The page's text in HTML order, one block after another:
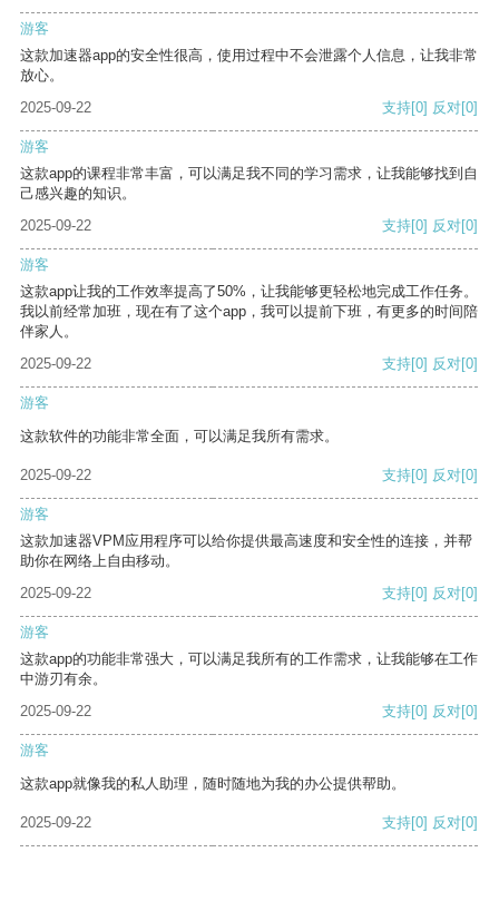
游客
这款加速器app的安全性很高，使用过程中不会泄露个人信息，让我非常
放心。
2025-09-22
支持[0] 反对[0]
游客
这款app的课程非常丰富，可以满足我不同的学习需求，让我能够找到自
己感兴趣的知识。
2025-09-22
支持[0] 反对[0]
游客
这款app让我的工作效率提高了50%，让我能够更轻松地完成工作任务。
我以前经常加班，现在有了这个app，我可以提前下班，有更多的时间陪
伴家人。
2025-09-22
支持[0] 反对[0]
游客
这款软件的功能非常全面，可以满足我所有需求。
2025-09-22 支持[0] 反对[0]
游客
这款加速器VPM应用程序可以给你提供最高速度和安全性的连接，并帮
助你在网络上自由移动。
2025-09-22
支持[0] 反对[0]
游客
这款app的功能非常强大，可以满足我所有的工作需求，让我能够在工作
中游刃有余。
2025-09-22
支持[0] 反对[0]
游客
这款app就像我的私人助理，随时随地为我的办公提供帮助。
2025-09-22 支持[0] 反对[0]